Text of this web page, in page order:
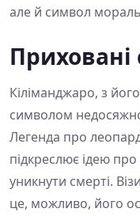
але й символ
Приховані
Кіліманджаро, з
символом
Легенда про
підкреслює ідею
уникнути смерті.
це, можливо, його